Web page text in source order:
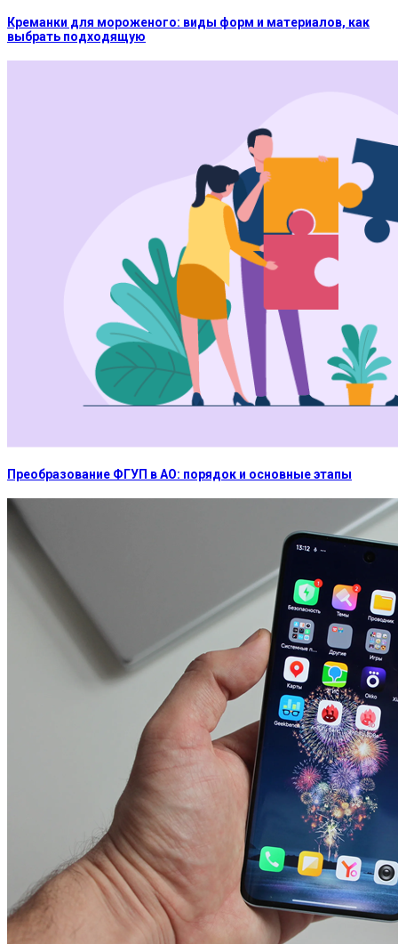
Креманки для мороженого: виды форм и материалов, как
выбрать подходящую
Преобразование ФГУП в АО: порядок и основные этапы